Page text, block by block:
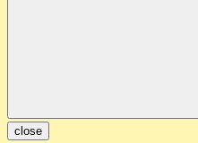
close